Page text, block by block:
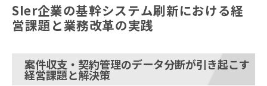
SIer企業の基幹システム刷新における経
営課題と業務改革の実践
案件収支・契約管理のデータ分断が引き起こす
経営課題と解決策